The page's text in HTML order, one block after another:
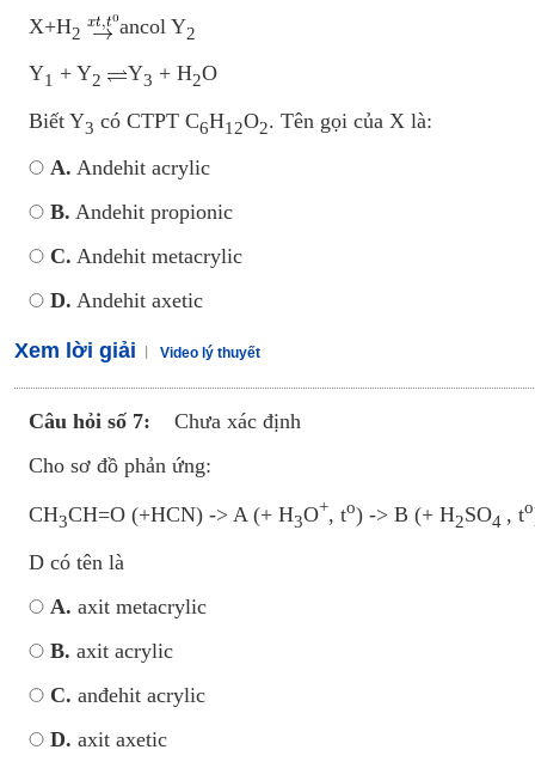
X+H2 ancol Y2
Y1 + Y2 Y3 + H2O
Biết Y3 có CTPT C6H12O2. Tên gọi của X là:
A. Andehit acrylic
B. Andehit propionic
C. Andehit metacrylic
D. Andehit axetic
Xem lời giải Video lý thuyết
Câu hỏi số 7:
Chưa xác định
Cho sơ đồ phản ứng:
CH3CH=O (+HCN) -> A (+ H3O+, to) -> B (+ H2SO4 , to
D có tên là
A. axit metacrylic
B. axit acrylic
C. anđehit acrylic
D. axit axetic